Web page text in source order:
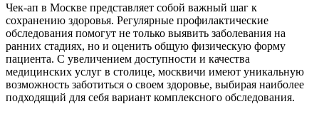
Чек-ап в Москве представляет собой важный шаг к
сохранению здоровья. Регулярные профилактические
обследования помогут не только выявить заболевания на
ранних стадиях, но и оценить общую физическую форму
пациента. С увеличением доступности и качества
медицинских услуг в столице, москвичи имеют уникальную
возможность заботиться о своем здоровье, выбирая наиболее
подходящий для себя вариант комплексного обследования.